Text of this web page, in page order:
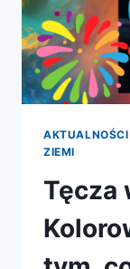
AKTUALNOŚCI
ZIEMI
Tęcza